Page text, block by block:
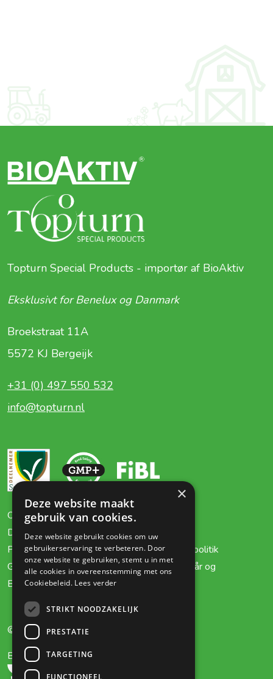
Topturn Special Products - importør af BioAktiv
Eksklusivt for Benelux og Danmark
Broekstraat 11A
5572 KJ Bergeijk
+31 (0) 497 550 532
info@topturn.nl
Om os
Dyr
Planter
Gødning
Biologisk luftvasker
Kontakt
Fortrolighedspolitik
Generelle vilkår og
© 2026 Topturn Special Products
BioAktiv til hjemmet?
×
Deze website maakt
gebruik van cookies.
Deze website gebruikt cookies om uw
gebruikerservaring te verbeteren. Door
onze website te gebruiken, stemt u in met
alle cookies in overeenstemming met ons
Cookiebeleid. Lees verder
STRIKT NOODZAKELIJK
PRESTATIE
TARGETING
FUNCTIONEEL